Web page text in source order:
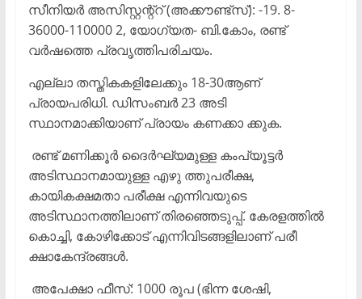
സീനിയർ അസിസ്റ്റന്റ്റ് (അക്കൗണ്ട്സ്): -19. 8-
36000-110000 2, യോഗ്യത- ബി.കോം, രണ്ട്
വർഷത്തെ പ്രവൃത്തിപരിചയം.
എല്ലാ തസ്തികകളിലേക്കും 18-30ആണ്
പ്രായപരിധി. ഡിസംബർ 23 അടി
സ്ഥാനമാക്കിയാണ് പ്രായം കണക്കാ ക്കുക.
രണ്ട് മണിക്കൂർ ദൈർഘ്യമുള്ള കംപ്യൂട്ടർ
അടിസ്ഥാനമായുള്ള എഴു ത്തുപരീക്ഷ,
കായികക്ഷമതാ പരീക്ഷ എന്നിവയുടെ
അടിസ്ഥാനത്തിലാണ് തിരഞ്ഞെടുപ്പ്. കേരളത്തിൽ
കൊച്ചി, കോഴിക്കോട് എന്നിവിടങ്ങളിലാണ് പരീ
ക്ഷാകേന്ദ്രങ്ങൾ.
അപേക്ഷാ ഫീസ്: 1000 രൂപ (ഭിന്ന ശേഷി,